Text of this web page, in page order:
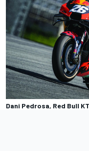
Dani Pedrosa, Red Bull